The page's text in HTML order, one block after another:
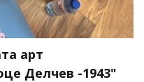
арт
Делчев -1943"